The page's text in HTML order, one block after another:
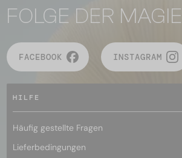
FOLGE DER MAGIE
FACEBOOK INSTAGRAM
HILFE
Häufig gestellte Fragen
Lieferbedingungen